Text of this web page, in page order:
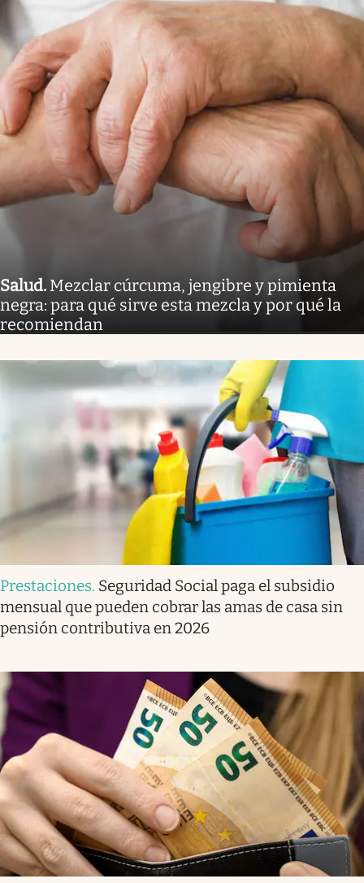
Salud. Mezclar cúrcuma, jengibre y pimienta
negra: para qué sirve esta mezcla y por qué la
recomiendan
Prestaciones. Seguridad Social paga el subsidio
mensual que pueden cobrar las amas de casa sin
pensión contributiva en 2026